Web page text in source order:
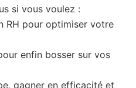
si vous voulez :
RH pour optimiser votre
enfin bosser sur vos
gagner en efficacité et